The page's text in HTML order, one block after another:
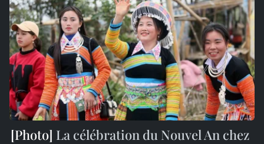
La célébration du Nouvel An chez